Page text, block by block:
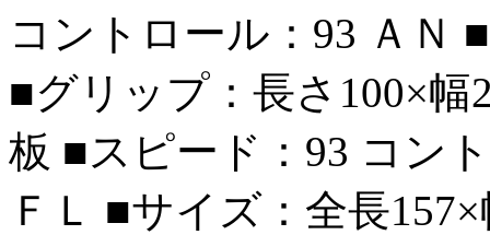
コントロール：93 ＡＮ
■グリップ：長さ100×幅
板 ■スピード：93 コン
ＦＬ ■サイズ：全長